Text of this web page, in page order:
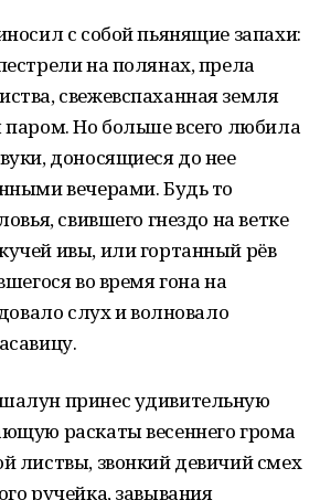
с собой пьянящие запахи:
на полянах, прела
свежевспаханная земля
паром. Но больше всего любила
доносящиеся до нее
вечерами. Будь то
свившего гнездо на ветке
ивы, или гортанный рёв
во время гона на
слух и волновало
принес удивительную
раскаты весеннего грома
листвы, звонкий девичий смех
ручейка, завывания